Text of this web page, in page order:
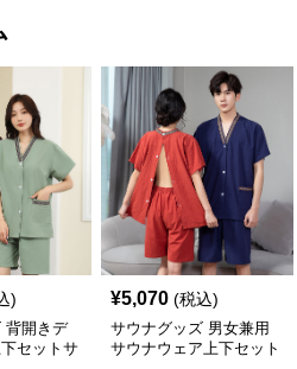
)
背開きデ
セットサ
¥5,070 (税込)
サウナグッズ 男女兼用
サウナウェア上下セット